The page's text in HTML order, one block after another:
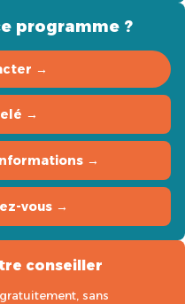
programme ?
→
→
→
vous →
conseiller
sans